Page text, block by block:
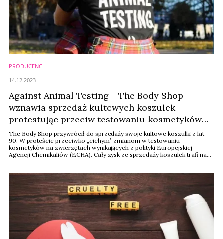
PRODUCENCI
Against Animal Testing – The Body Shop
wznawia sprzedaż kultowych koszulek
protestując przeciw testowaniu kosmetyków
na zwierzętach
The Body Shop przywrócił do sprzedaży swoje kultowe koszulki z lat
90. W proteście przeciwko „cichym” zmianom w testowaniu
kosmetyków na zwierzętach wynikających z polityki Europejskiej
Agencji Chemikaliów (ECHA). Cały zysk ze sprzedaży koszulek trafi na
14.12.2023